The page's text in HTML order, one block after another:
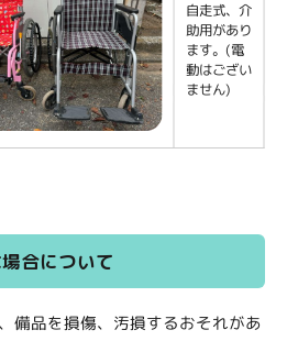
自走式、介
助用があり
ます。(電
動はござい
ません)
合について
備品を損傷、汚損するおそれがあ